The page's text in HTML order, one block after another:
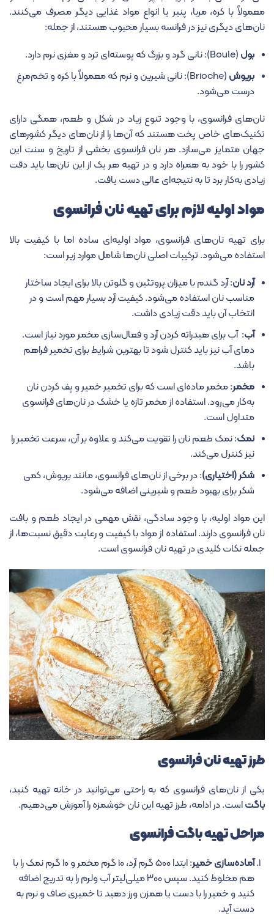
معمولاً با کره، مربا، پنیر یا انواع مواد غذایی دیگر مصرف می‌کنند.
نان‌های دیگری نیز در فرانسه بسیار محبوب هستند، از جمله:
بول (Boule): نانی گرد و بزرگ که پوسته‌ای ترد و مغزی نرم دارد.
بریوش
(Brioche): نانی شیرین و نرم که معمولاً با کره و تخم‌مرغ
درست می‌شود.
نان‌های فرانسوی، با وجود تنوع زیاد در شکل و طعم، همگی دارای
تکنیک‌های خاص پخت هستند که آن‌ها را از نان‌های دیگر کشورهای
جهان متمایز می‌سازد. هر نان فرانسوی بخشی از تاریخ و سنت این
کشور را با خود به همراه دارد و در تهیه هر یک از این نان‌ها باید دقت
زیادی به‌کار برد تا به نتیجه‌ای عالی دست یافت.
مواد اولیه لازم برای تهیه نان فرانسوی
برای تهیه نان‌های فرانسوی، مواد اولیه‌ای ساده اما با کیفیت بالا
استفاده می‌شود. ترکیبات اصلی نان‌ها شامل موارد زیر است:
آرد نان: آرد گندم با میزان پروتئین و گلوتن بالا برای ایجاد ساختار
مناسب نان استفاده می‌شود. کیفیت آرد بسیار مهم است و در
انتخاب آن باید دقت زیادی داشت.
آب: آب برای هیدراته کردن آرد و فعال‌سازی مخمر مورد نیاز است.
دمای آب نیز باید کنترل شود تا بهترین شرایط برای تخمیر فراهم
باشد.
مخمر: مخمر ماده‌ای است که برای تخمیر خمیر و پف کردن نان
به‌کار می‌رود. استفاده از مخمر تازه یا خشک در نان‌های فرانسوی
متداول است.
نمک: نمک طعم نان را تقویت می‌کند و علاوه بر آن، سرعت تخمیر را
نیز کنترل می‌کند.
شکر (اختیاری): در برخی از نان‌های فرانسوی، مانند بریوش، کمی
شکر برای بهبود طعم و شیرینی اضافه می‌شود.
این مواد اولیه، با وجود سادگی، نقش مهمی در ایجاد طعم و بافت
نان فرانسوی دارند. استفاده از مواد با کیفیت و رعایت دقیق نسبت‌ها، از
جمله نکات کلیدی در تهیه نان فرانسوی است.
طرز تهیه نان فرانسوی
یکی از نان‌های فرانسوی که به راحتی می‌توانید در خانه تهیه کنید،
باگتاست. در ادامه، طرز تهیه این نان خوشمزه را آموزش می‌دهیم.
مراحل تهیه باگت فرانسوی
آماده‌سازی خمیر
: ابتدا ۵۰۰ گرم آرد، ۱۰ گرم مخمر و ۱۰ گرم نمک را با
هم مخلوط کنید. سپس ۳۰۰ میلی‌لیتر آب ولرم را به تدریج اضافه
کنید و خمیر را با دست یا همزن ورز دهید تا خمیری صاف و نرم به
دست آید.